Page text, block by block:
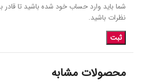
شما باید وارد حساب خود شده باشید تا قادر
نظرات باشید.
محصولات مشابه